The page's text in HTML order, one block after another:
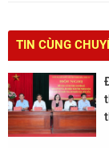
TIN CÙNG